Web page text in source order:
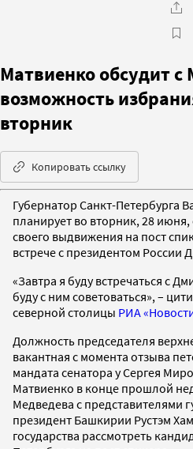
Матвиенко обсудит
возможность
вторник
Копировать ссылку
Губернатор Санкт-Петербурга
планирует во вторник, 28
своего выдвижения на пост
встрече с президентом
«Завтра я буду встречаться с
буду с ним советоваться», –
северной столицы РИА
Должность председателя
вакантная с момента отзыва
мандата сенатора у Сергея
Матвиенко в конце прошлой
Медведева с представителями
президент Башкирии Рустэм
государства рассмотреть